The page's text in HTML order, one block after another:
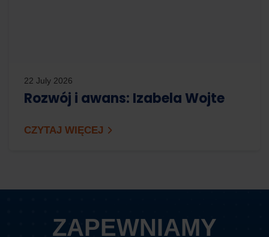
22 July 2026
Rozwój i awans: Izabela Wojte
CZYTAJ WIĘCEJ
ZAPEWNIAMY